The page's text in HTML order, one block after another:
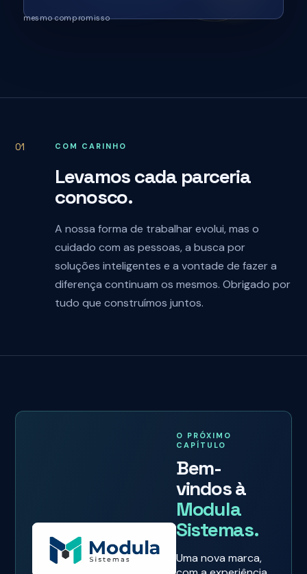
mesmo compromisso
01 COM CARINHO
Levamos cada parceria
conosco.
A nossa forma de trabalhar evolui, mas o
cuidado com as pessoas, a busca por
soluções inteligentes e a vontade de fazer a
diferença continuam os mesmos. Obrigado por
tudo que construímos juntos.
O PRÓXIMO
CAPÍTULO
Bem-
vindos à
Modula
Sistemas.
Uma nova marca,